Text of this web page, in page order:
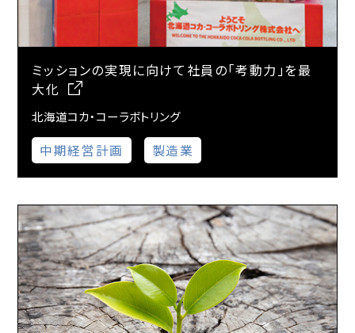
ミッションの実現に向けて社員の「考動力」を最
大化
北海道コカ・コーラボトリング
中期経営計画 製造業